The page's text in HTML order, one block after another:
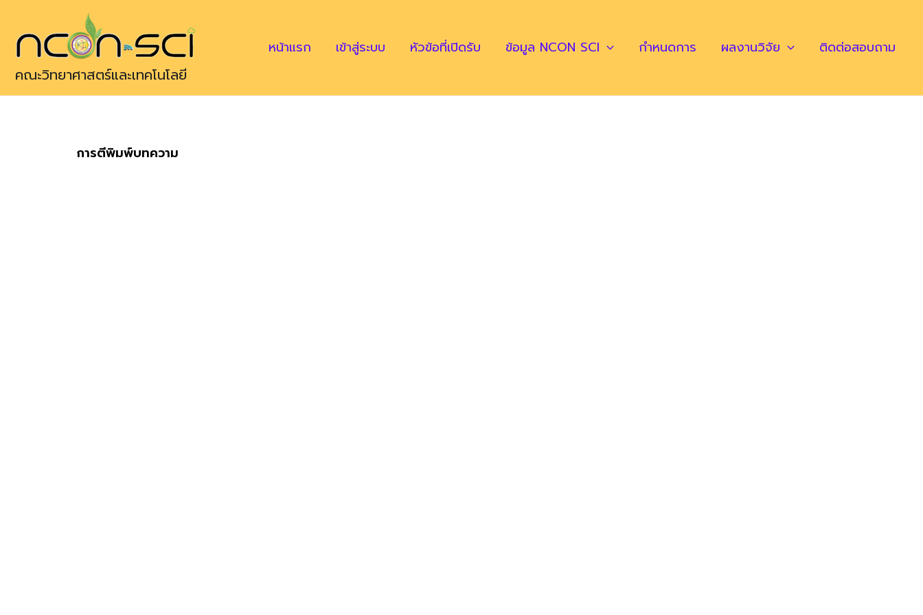
content
คณะวิทยาศาสตร์และเทคโนโลยี
หน้าแรก เข้าสู่ระบบ หัวข้อที่เปิดรับ ข้อมูล NCON SCI กำหนดการ ผลงานวิจัย ติดต่อสอบถาม
การตีพิมพ์บทความ